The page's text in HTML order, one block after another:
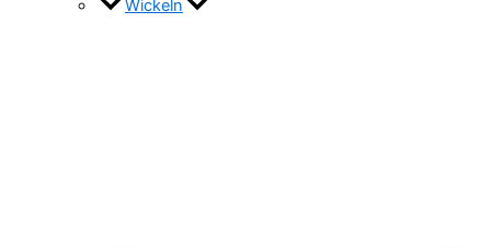
Wickeln